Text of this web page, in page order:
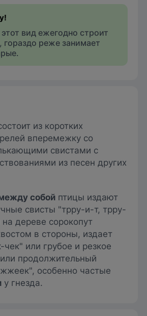
вид ежегодно строит
гораздо реже занимает
из коротких
вперемежку со
свистами с
из песен других
собой птицы издают
свисты "трру-и-т, трру-
дереве сорокопут
в стороны, издает
чек" или грубое и резкое
или продолжительный
особенно частые
у гнезда.